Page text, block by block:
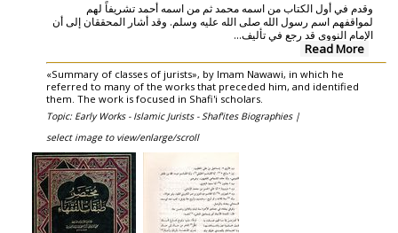
وقدم في أول الكتاب من اسمه محمد ثم من اسمه أحمد تشريفاً لهم
لمواقفهم اسم رسول الله صلى الله عليه وسلم. وقد أشار المحققان إلى أن
الإمام النووي قد رجع في تأليف...
Read More
«Summary of classes of jurists», by Imam Nawawi, in which he
referred to many of the works that preceded him, and identified
them. The work is focused in Shafi'i scholars.
Topic: Early Works - Islamic Jurists - Shaf'ites Biographies |
select image to view/enlarge/scroll